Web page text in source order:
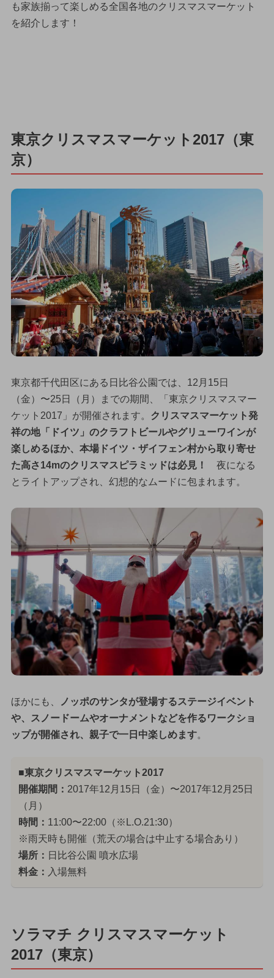
も家族揃って楽しめる全国各地のクリスマスマーケット
を紹介します！
東京クリスマスマーケット2017（東
京）
東京都千代田区にある日比谷公園では、12月15日
（金）〜25日（月）までの期間、「東京クリスマスマー
ケット2017」が開催されます。 クリスマスマーケット発
祥の地「ドイツ」のクラフトビールやグリューワインが
楽しめるほか、本場ドイツ・ザイフェン村から取り寄せ
た高さ14mのクリスマスピラミッドは必見！
夜になる
とライトアップされ、幻想的なムードに包まれます。
ほかにも、
ノッポのサンタが登場するステージイベント
や、スノードームやオーナメントなどを作るワークショ
ップが開催され、親子で一日中楽しめます。
■東京クリスマスマーケット2017
開催期間： 2017年12月15日（金）〜2017年12月25日
（月）
時間： 11:00〜22:00（※L.O.21:30）
※雨天時も開催（荒天の場合は中止する場合あり）
場所： 日比谷公園 噴水広場
料金： 入場無料
ソラマチ クリスマスマーケット
2017（東京）